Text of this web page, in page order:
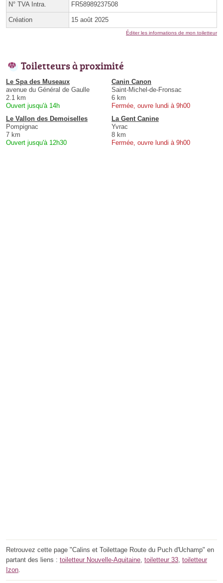
N° TVA Intra. FR58989237508
Création 15 août 2025
Éditer les informations de mon toiletteur
Toiletteurs à proximité
Le Spa des Museaux
avenue du Général de Gaulle
2.1 km
Ouvert jusqu'à 14h
Canin Canon
Saint-Michel-de-Fronsac
6 km
Fermée, ouvre lundi à 9h00
Le Vallon des Demoiselles
Pompignac
7 km
Ouvert jusqu'à 12h30
La Gent Canine
Yvrac
8 km
Fermée, ouvre lundi à 9h00
Retrouvez cette page "Calins et Toilettage Route du Puch d'Uchamp" en
partant des liens : toiletteur Nouvelle-Aquitaine, toiletteur 33, toiletteur
Izon.